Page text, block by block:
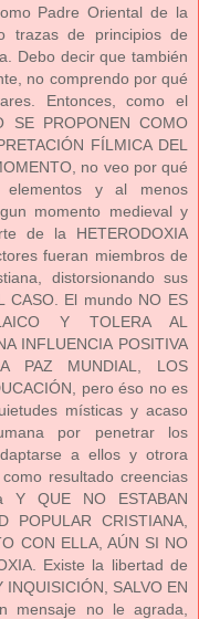
Padre Oriental de la
trazas de principios de
Debo decir que también
no comprendo por qué
Entonces, como el
PROPONEN COMO
FÍLMICA DEL
no veo por qué
y al menos
momento medieval y
de la HETERODOXIA
fueran miembros de
distorsionando sus
CASO. El mundo NO ES
Y TOLERA AL
INFLUENCIA POSITIVA
PAZ MUNDIAL, LOS
pero éso no es
místicas y acaso
por penetrar los
a ellos y otrora
resultado creencias
Y QUE NO ESTABAN
POPULAR CRISTIANA,
CON ELLA, AÚN SI NO
Existe la libertad de
SALVO EN
mensaje no le agrada,